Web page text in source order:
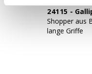
24115 -
Shopper aus
lange Griffe